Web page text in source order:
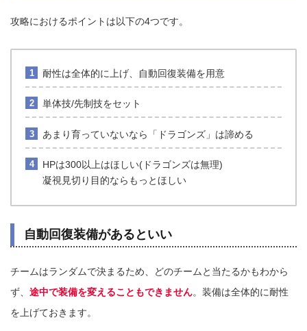
攻略におけるポイントは以下の4つです。
耐性は全体的に上げ、自動回復装備を用意
単体技/先制技をセット
あまり育っていないなら「ドラゴンズ」は諦める
HPは300以上はほしい(ドラゴンズは無理)
凝視見切り目的ならもっとほしい
自動回復装備があるといい
チームはランダムで決まるため、どのチームと当たるかもわから
ず、 途中で装備を変えることもできません。装備は全体的に耐性
を上げておきます。